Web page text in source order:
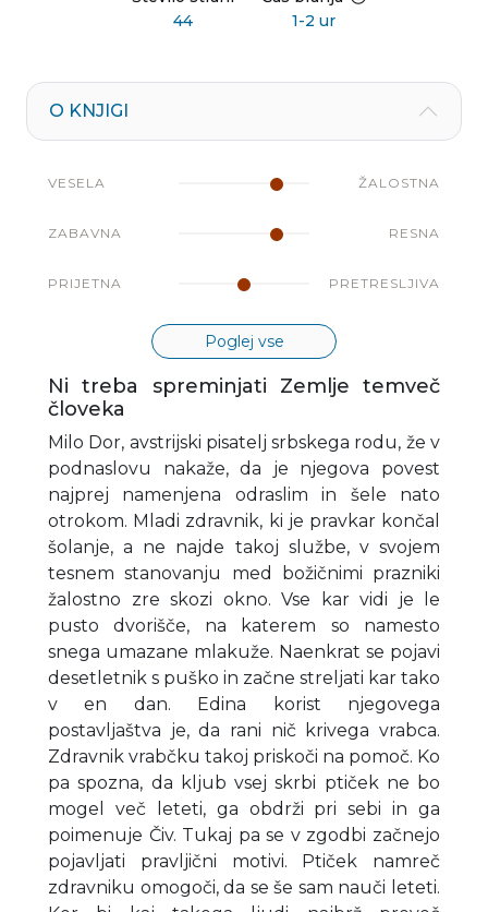
44
1-2 ur
O KNJIGI
VESELA ŽALOSTNA
ZABAVNA RESNA
PRIJETNA PRETRESLJIVA
Poglej vse
Ni treba spreminjati Zemlje temveč
človeka
Milo Dor, avstrijski pisatelj srbskega rodu, že v
podnaslovu nakaže, da je njegova povest
najprej namenjena odraslim in šele nato
otrokom. Mladi zdravnik, ki je pravkar končal
šolanje, a ne najde takoj službe, v svojem
tesnem stanovanju med božičnimi prazniki
žalostno zre skozi okno. Vse kar vidi je le
pusto dvorišče, na katerem so namesto
snega umazane mlakuže. Naenkrat se pojavi
desetletnik s puško in začne streljati kar tako
v en dan. Edina korist njegovega
postavljaštva je, da rani nič krivega vrabca.
Zdravnik vrabčku takoj priskoči na pomoč. Ko
pa spozna, da kljub vsej skrbi ptiček ne bo
mogel več leteti, ga obdrži pri sebi in ga
poimenuje Čiv. Tukaj pa se v zgodbi začnejo
pojavljati pravljični motivi. Ptiček namreč
zdravniku omogoči, da se še sam nauči leteti.